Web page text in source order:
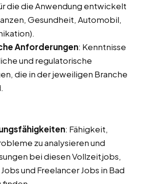
die die Anwendung entwickelt
Gesundheit, Automobil,
Anforderungen: Kenntnisse
und regulatorische
die in der jeweiligen Branche
: Fähigkeit,
zu analysieren und
bei diesen Vollzeitjobs,
und Freelancer Jobs in Bad